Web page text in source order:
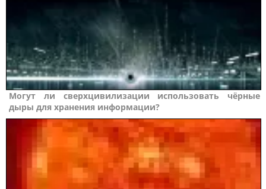
Могут ли сверхцивилизации использовать чёрные
дыры для хранения информации?